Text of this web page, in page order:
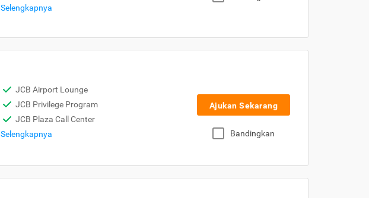
Selengkapnya
JCB Airport Lounge
JCB Privilege Program
JCB Plaza Call Center
Selengkapnya
Ajukan Sekarang
Bandingkan